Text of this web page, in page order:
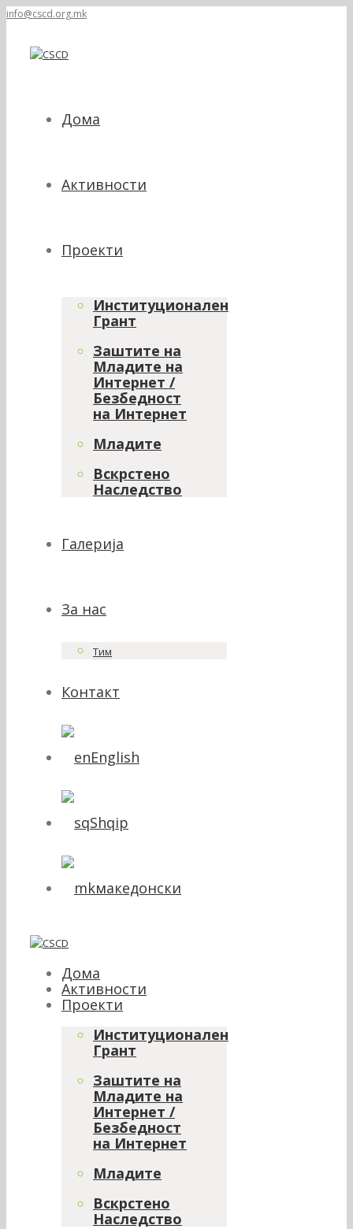
info@cscd.org.mk
Дома
Активности
Проекти
Институционален
Грант
Заштите на
Младите на
Интернет /
Безбедност
на Интернет
Младите
Вскрстено
Наследство
Галерија
За нас
Тим
Контакт
English
Shqip
македонски
Дома
Активности
Проекти
Институционален
Грант
Заштите на
Младите на
Интернет /
Безбедност
на Интернет
Младите
Вскрстено
Наследство